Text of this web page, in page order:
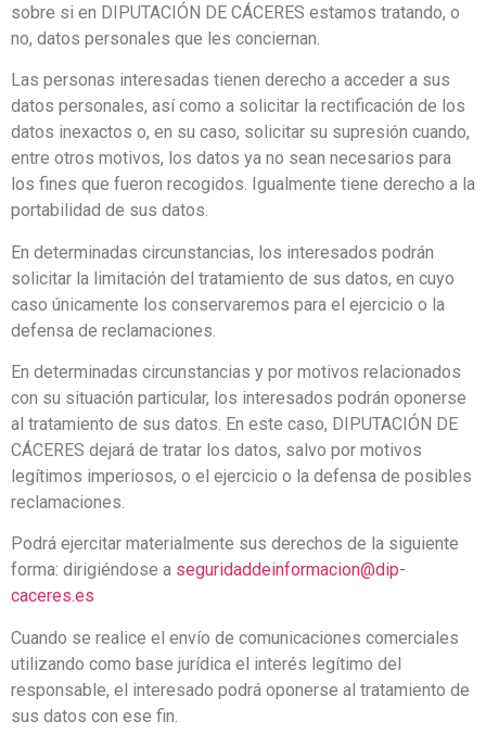
sobre si en DIPUTACIÓN DE CÁCERES estamos tratando, o
no, datos personales que les conciernan.
Las personas interesadas tienen derecho a acceder a sus
datos personales, así como a solicitar la rectificación de los
datos inexactos o, en su caso, solicitar su supresión cuando,
entre otros motivos, los datos ya no sean necesarios para
los fines que fueron recogidos. Igualmente tiene derecho a la
portabilidad de sus datos.
En determinadas circunstancias, los interesados podrán
solicitar la limitación del tratamiento de sus datos, en cuyo
caso únicamente los conservaremos para el ejercicio o la
defensa de reclamaciones.
En determinadas circunstancias y por motivos relacionados
con su situación particular, los interesados podrán oponerse
al tratamiento de sus datos. En este caso, DIPUTACIÓN DE
CÁCERES dejará de tratar los datos, salvo por motivos
legítimos imperiosos, o el ejercicio o la defensa de posibles
reclamaciones.
Podrá ejercitar materialmente sus derechos de la siguiente
forma: dirigiéndose a seguridaddeinformacion@dip-
caceres.es
Cuando se realice el envío de comunicaciones comerciales
utilizando como base jurídica el interés legítimo del
responsable, el interesado podrá oponerse al tratamiento de
sus datos con ese fin.